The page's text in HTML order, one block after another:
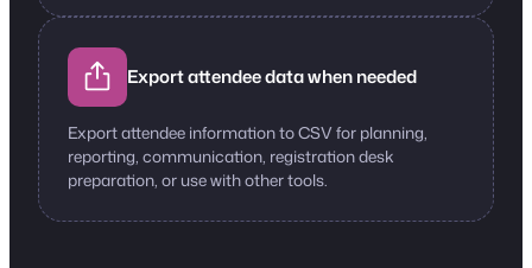
Export attendee data when needed
Export attendee information to CSV for planning,
reporting, communication, registration desk
preparation, or use with other tools.